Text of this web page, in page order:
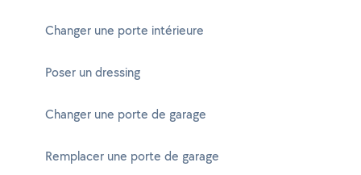
Changer une porte intérieure
Poser un dressing
Changer une porte de garage
Remplacer une porte de garage